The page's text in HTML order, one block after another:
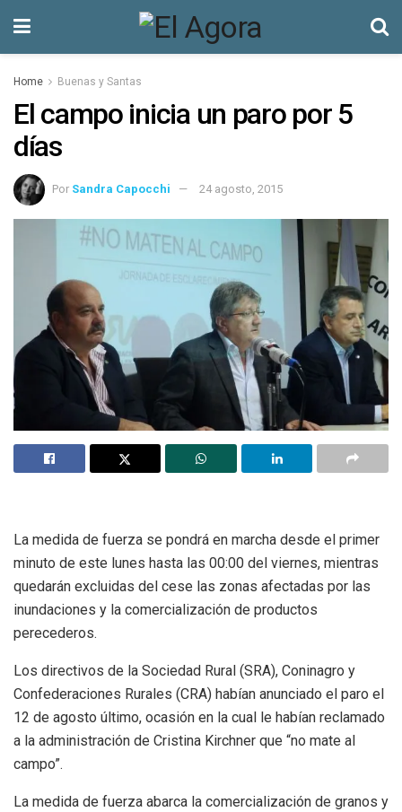
Home Buenas y Santas
El campo inicia un paro por 5
días
Por Sandra Capocchi 24 agosto, 2015
La medida de fuerza se pondrá en marcha desde el primer
minuto de este lunes hasta las 00:00 del viernes, mientras
quedarán excluidas del cese las zonas afectadas por las
inundaciones y la comercialización de productos
perecederos.
Los directivos de la Sociedad Rural (SRA), Coninagro y
Confederaciones Rurales (CRA) habían anunciado el paro el
12 de agosto último, ocasión en la cual le habían reclamado
a la administración de Cristina Kirchner que “no mate al
campo”.
La medida de fuerza abarca la comercialización de granos y